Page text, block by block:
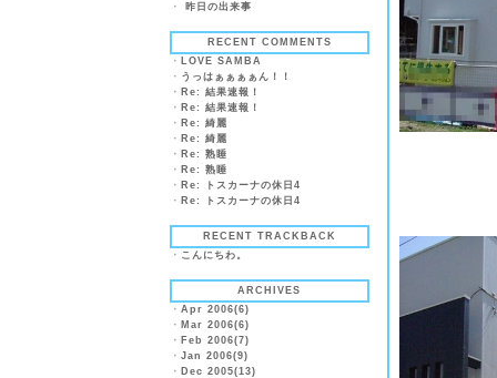
・
昨日の出来事
RECENT COMMENTS
・ LOVE SAMBA
・ うっはぁぁぁぁん！！
・ Re: 結果速報！
・ Re: 結果速報！
・ Re: 綺麗
・ Re: 綺麗
・ Re: 熟睡
・ Re: 熟睡
・ Re: トスカーナの休日4
・ Re: トスカーナの休日4
RECENT TRACKBACK
・ こんにちわ。
ARCHIVES
・ Apr 2006(6)
・ Mar 2006(6)
・ Feb 2006(7)
・ Jan 2006(9)
・ Dec 2005(13)